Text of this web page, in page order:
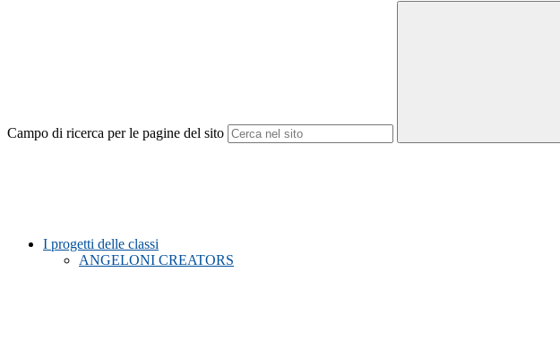
Campo di ricerca per le pagine del sito
I progetti delle classi
ANGELONI CREATORS